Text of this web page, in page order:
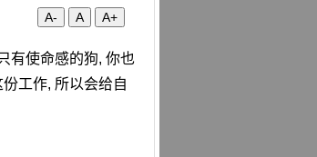
A- A A+
有使命感的狗, 你也
工作, 所以会给自